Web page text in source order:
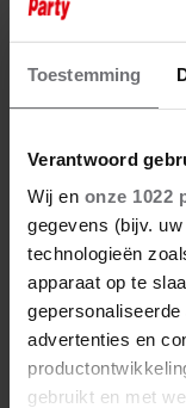
Toestemming
Verantwoord
Wij en onze 1022
gegevens (bijv.
technologieën
apparaat op te
advertenties en
gebruikt en met